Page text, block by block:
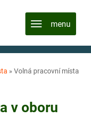
» Volná pracovní místa
v oboru